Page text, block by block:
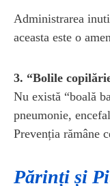
Administrarea
aceasta este o
3. “Bolile
Nu există “boală
pneumonie,
Prevenția rămâne
Părinți și